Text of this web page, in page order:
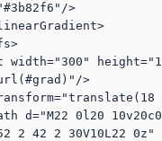
>
>
2 42 2 30V10L22 0z"